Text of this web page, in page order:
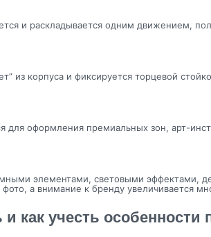
и раскладывается одним движением,
из корпуса и фиксируется торцевой
оформления премиальных зон, арт-
элементами, световыми эффектами,
а внимание к бренду увеличивается
как учесть особенности